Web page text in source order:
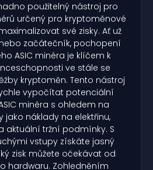
použitelný nástroj pro
určený pro kryptoměnové
své zisky. Ať už
začátečník, pochopení
ASIC minéra je klíčem k
ve stále se
kryptoměn. Tento nástroj
vypočítat potenciální
minéra s ohledem na
jako náklady na elektřinu,
aktuální tržní podmínky. S
vstupy získáte jasný
zisk můžete očekávat od
hardwaru. Zohledněním